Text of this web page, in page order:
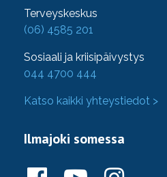
Terveyskeskus
(06) 4585 201
Sosiaali ja kriisipäivystys
044 4700 444
Katso kaikki yhteystiedot >
Ilmajoki somessa